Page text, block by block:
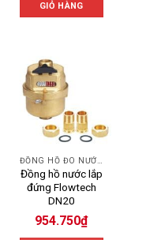
GIỎ HÀNG
Đồng hồ nước lắp
đứng Flowtech
DN20
954.750₫